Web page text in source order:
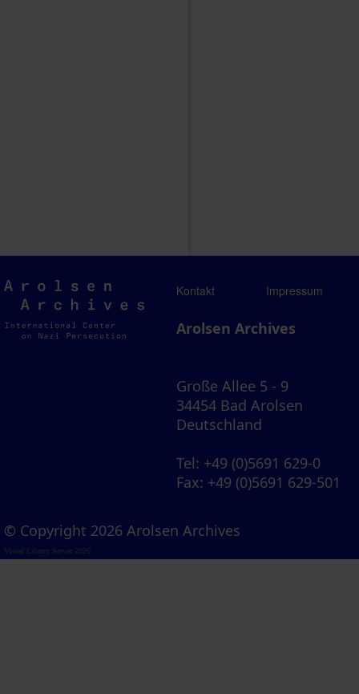
Arolsen
Archives
Kontakt Impressum
Arolsen Archives
Große Allee 5 - 9
34454 Bad Arolsen
Deutschland
Tel: +49 (0)5691 629-0
Fax: +49 (0)5691 629-501
© Copyright 2026 Arolsen Archives
Visual Library Server 2026